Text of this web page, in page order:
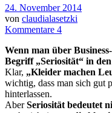
24. November 2014
von claudialasetzki
Kommentare 4
Wenn man über
Begriff „Seriosität“ in
Klar, „Kleider machen
wichtig, dass man sich gut
hinterlassen.
AberSeriosität bedeutet